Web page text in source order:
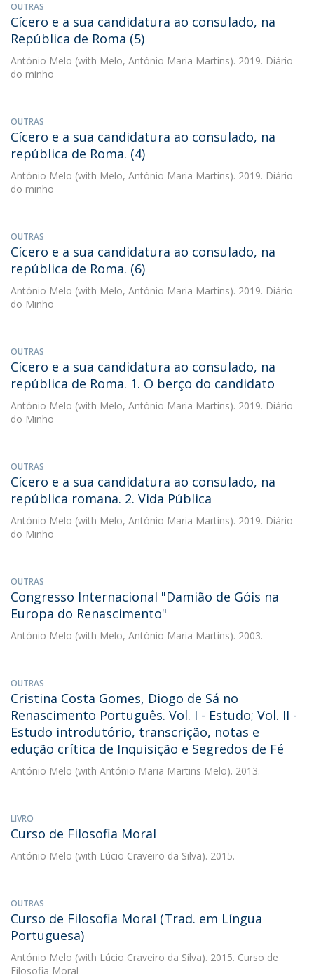
OUTRAS
Cícero e a sua candidatura ao consulado, na
República de Roma (5)
António Melo (with Melo, António Maria Martins). 2019. Diário
do minho
OUTRAS
Cícero e a sua candidatura ao consulado, na
república de Roma. (4)
António Melo (with Melo, António Maria Martins). 2019. Diário
do minho
OUTRAS
Cícero e a sua candidatura ao consulado, na
república de Roma. (6)
António Melo (with Melo, António Maria Martins). 2019. Diário
do Minho
OUTRAS
Cícero e a sua candidatura ao consulado, na
república de Roma. 1. O berço do candidato
António Melo (with Melo, António Maria Martins). 2019. Diário
do Minho
OUTRAS
Cícero e a sua candidatura ao consulado, na
república romana. 2. Vida Pública
António Melo (with Melo, António Maria Martins). 2019. Diário
do Minho
OUTRAS
Congresso Internacional "Damião de Góis na
Europa do Renascimento"
António Melo (with Melo, António Maria Martins). 2003.
OUTRAS
Cristina Costa Gomes, Diogo de Sá no
Renascimento Português. Vol. I - Estudo; Vol. II -
Estudo introdutório, transcrição, notas e
edução crítica de Inquisição e Segredos de Fé
António Melo (with António Maria Martins Melo). 2013.
LIVRO
Curso de Filosofia Moral
António Melo (with Lúcio Craveiro da Silva). 2015.
OUTRAS
Curso de Filosofia Moral (Trad. em Língua
Portuguesa)
António Melo (with Lúcio Craveiro da Silva). 2015. Curso de
Filosofia Moral